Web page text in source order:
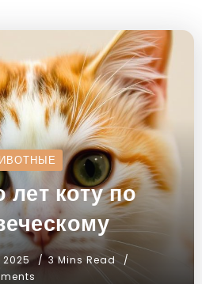
лет коту по
2025
3 Mins Read